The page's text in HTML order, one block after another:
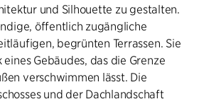
und Silhouette zu gestalten.
öffentlich zugängliche
begrünten Terrassen. Sie
Gebäudes, das die Grenze
verschwimmen lässt. Die
und der Dachlandschaft